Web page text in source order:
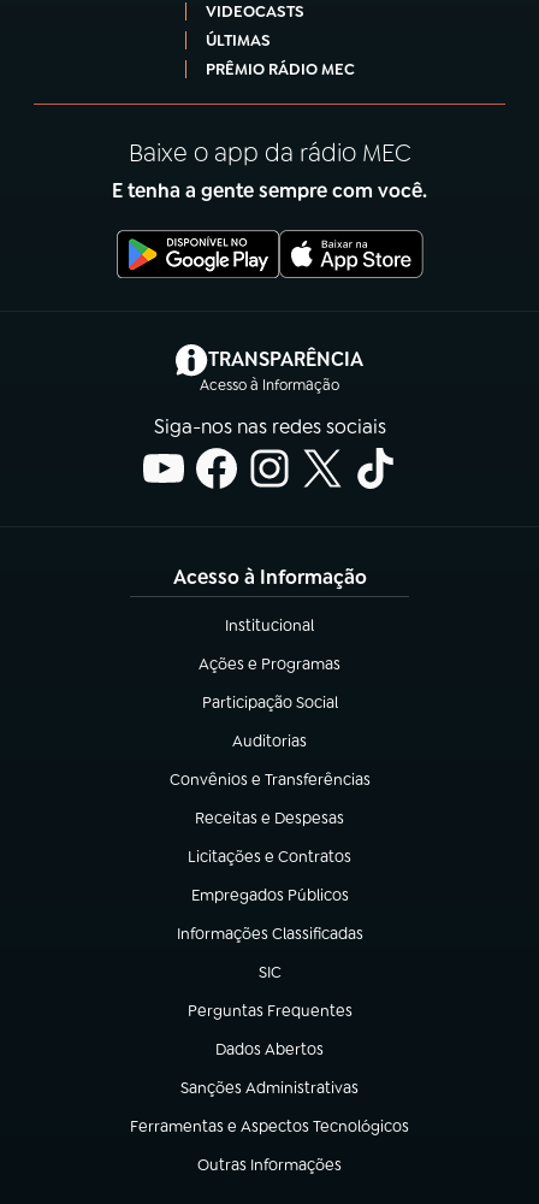
VIDEOCASTS
ÚLTIMAS
PRÊMIO RÁDIO MEC
Baixe o app da rádio MEC
E tenha a gente sempre com você.
TRANSPARÊNCIA
Acesso à Informação
(abre em nova aba)
Siga-nos nas redes sociais
Acesso à Informação
Institucional
(abre em nova aba)
Ações e Programas
(abre em nova aba)
Participação Social
(abre em nova aba)
Auditorias
(abre em nova aba)
Convênios e Transferências
(abre em nova aba)
Receitas e Despesas
(abre em nova aba)
Licitações e Contratos
(abre em nova aba)
Empregados Públicos
(abre em nova aba)
Informações Classificadas
(abre em nova aba)
SIC
(abre em nova aba)
Perguntas Frequentes
(abre em nova aba)
Dados Abertos
(abre em nova aba)
Sanções Administrativas
(abre em nova aba)
Ferramentas e Aspectos Tecnológicos
(abre em nova aba)
Outras Informações
(abre em nova aba)